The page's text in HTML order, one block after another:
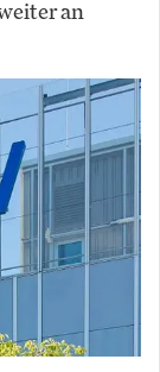
an